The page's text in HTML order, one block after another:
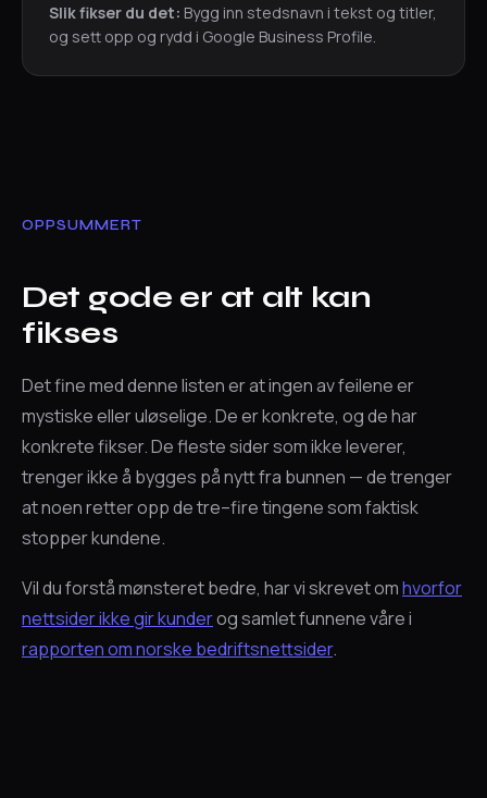
Slik fikser du det: Bygg inn stedsnavn i tekst og titler,
og sett opp og rydd i Google Business Profile.
OPPSUMMERT
Det gode er at alt kan
fikses
Det fine med denne listen er at ingen av feilene er
mystiske eller uløselige. De er konkrete, og de har
konkrete fikser. De fleste sider som ikke leverer,
trenger ikke å bygges på nytt fra bunnen — de trenger
at noen retter opp de tre–fire tingene som faktisk
stopper kundene.
Vil du forstå mønsteret bedre, har vi skrevet omhvorfor
nettsider ikke gir kunderog samlet funnene våre i
rapporten om norske bedriftsnettsider.